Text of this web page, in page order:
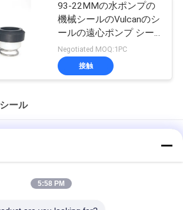
93-22MMの水ポンプの
機械シールのVulcanのシ
ールの遠心ポンプ シー
ル
Negotiated MOQ:1PC
接触
ール
LKHシリーズ ポンプ シールのための92-
5:58 PM